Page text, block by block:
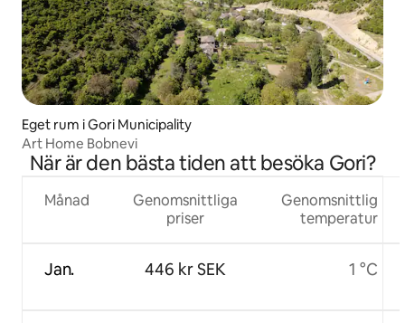
Eget rum i Gori Municipality
Art Home Bobnevi
När är den bästa tiden att besöka Gori?
Månad
Jan.
Genomsnittliga
priser
446 kr SEK
Genomsnittlig
temperatur
1 °C